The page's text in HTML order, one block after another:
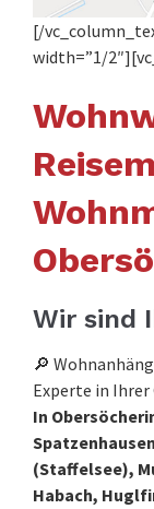
[/
width=”1/
Wir sind
🔎
Experte in Ihrer
In
(Staffelsee),
Habach,